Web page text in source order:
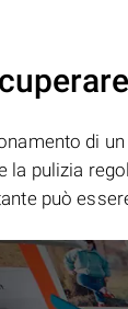
di
la pulizia
può